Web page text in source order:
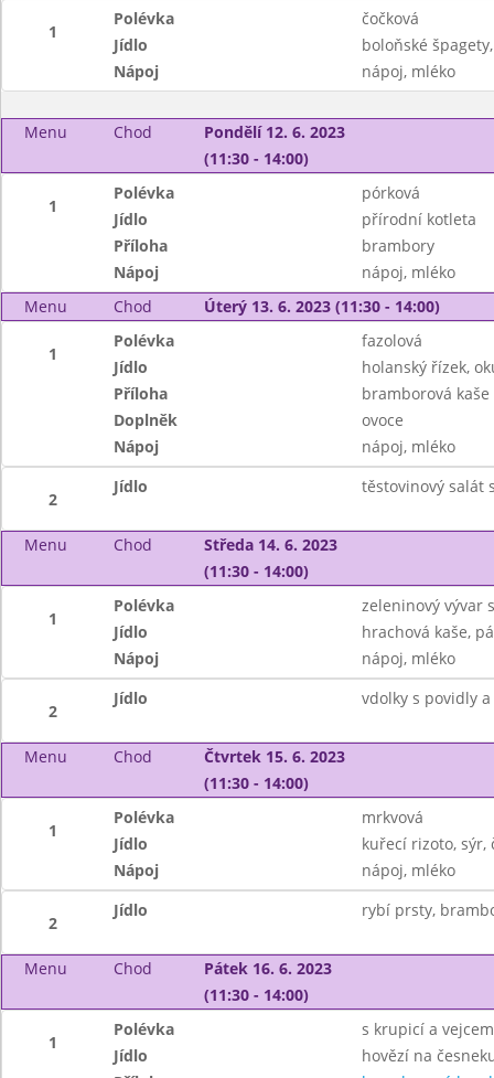
1
Polévka
čočková
Jídlo
boloňské
Nápoj
nápoj, mléko
Menu Chod
Pondělí 12. 6. 2023
(11:30 - 14:00)
1
Polévka
pórková
Jídlo
přírodní kotleta
Příloha
brambory
Nápoj
nápoj, mléko
Menu
Chod Úterý 13. 6. 2023 (11:30 - 14:00)
1
Polévka
fazolová
Jídlo
holanský řízek,
Příloha
bramborová kaše
Doplněk
ovoce
Nápoj
nápoj, mléko
2
Jídlo těstovinový salát
Menu Chod
Středa 14. 6. 2023
(11:30 - 14:00)
1
Polévka
zeleninový vývar
Jídlo
hrachová kaše,
Nápoj
nápoj, mléko
2
Jídlo vdolky s povidly
Menu Chod
Čtvrtek 15. 6. 2023
(11:30 - 14:00)
1
Polévka
mrkvová
Jídlo
kuřecí rizoto, sýr,
Nápoj
nápoj, mléko
2
Jídlo rybí prsty,
Menu Chod
Pátek 16. 6. 2023
(11:30 - 14:00)
1
Polévka
s krupicí a vejcem
Jídlo
hovězí na